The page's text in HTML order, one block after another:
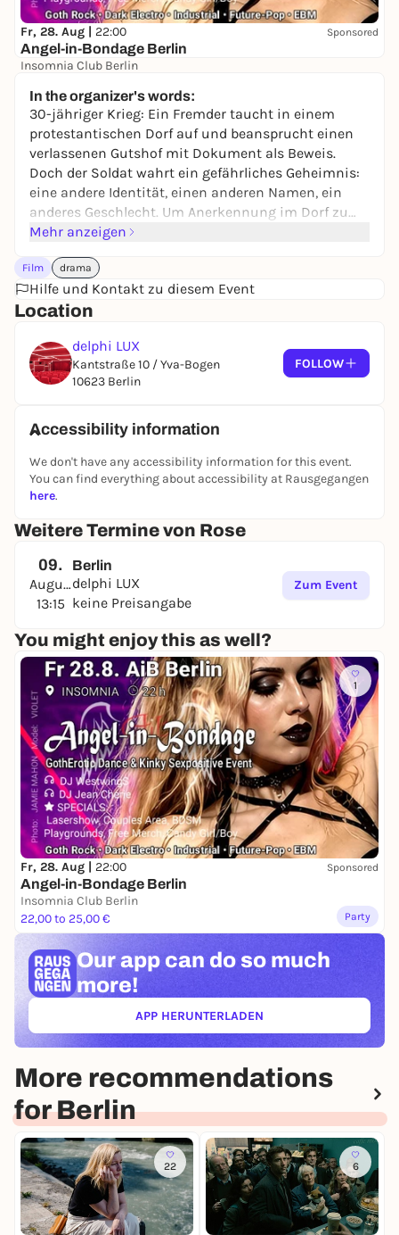
Fr, 28. Aug | 22:00 Sponsored
Angel-in-Bondage Berlin
Insomnia Club Berlin
In the organizer's words:
30-jähriger Krieg: Ein Fremder taucht in einem
protestantischen Dorf auf und beansprucht einen
verlassenen Gutshof mit Dokument als Beweis.
Doch der Soldat wahrt ein gefährliches Geheimnis:
eine andere Identität, einen anderen Namen, ein
anderes Geschlecht. Um Anerkennung im Dorf zu
erlangen, plant er sogar eine arrangierte Ehe mit der
hält bald alles für möglich.
Mehr anzeigen
Film drama
Hilfe und Kontakt zu diesem Event
Location
delphi LUX
Kantstraße 10 / Yva-Bogen
10623 Berlin
FOLLOW
Accessibility information
We don't have any accessibility information for this event.
You can find everything about accessibility at Rausgegangen
here.
Weitere Termine von Rose
09.
August
13:15
Berlin
delphi LUX
keine Preisangabe
Zum Event
You might enjoy this as well?
1
Fr, 28. Aug | 22:00 Sponsored
Angel-in-Bondage Berlin
Insomnia Club Berlin
22,00 to 25,00 €
Party
Our app can do so much
more!
APP HERUNTERLADEN(ÖFFNET IN NEUEM TAB)
More recommendations
for Berlin
22 6